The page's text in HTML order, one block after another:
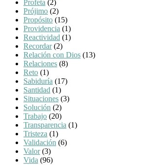
Profeta (2)
Prójimo (2)
Propósito (15)
Providencia (1)
Reactividad (1)
Recordar(2)
Relación con Dios (13)
Relaciones (8)
Reto (1)
Sabiduría (17)
Santidad (1)
Situaciones (3)
Solución (2)
Trabajo (20)
Transparencia (1)
Tristeza (1)
Validación (6)
Valor(3)
Vida (96)